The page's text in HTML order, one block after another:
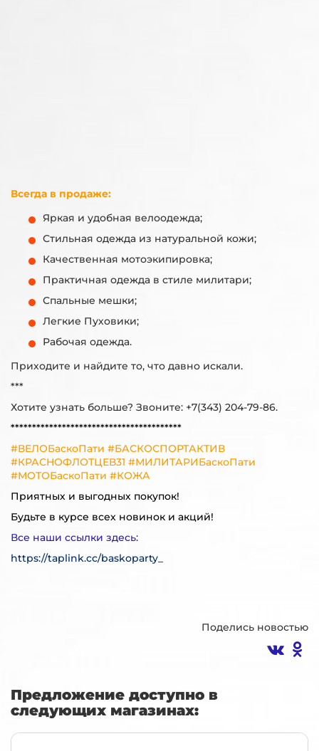
Всегда в продаже:
Яркая и удобная велоодежда;
Стильная одежда из натуральной кожи;
Качественная мотоэкипировка;
Практичная одежда в стиле милитари;
Спальные мешки;
Легкие Пуховики;
Рабочая одежда.
Приходите и найдите то, что давно искали.
***
Хотите узнать больше? Звоните: +7(343) 204-79-86.
****************************************
#ВЕЛОБаскоПати #БАСКОСПОРТАКТИВ
#КРАСНОФЛОТЦЕВ31 #МИЛИТАРИБаскоПати
#МОТОБаскоПати #КОЖА
Приятных и выгодных покупок!
Будьте в курсе всех новинок и акций!
Все наши ссылки здесь:
https://taplink.cc/baskoparty_
Поделись новостью
Предложение доступно в
следующих магазинах: